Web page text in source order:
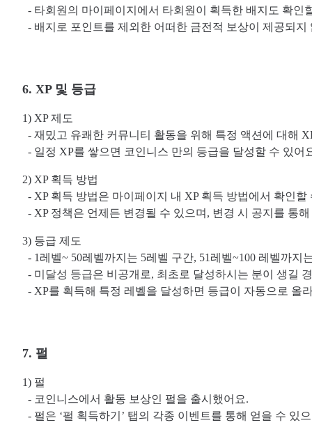
- 타회원의 마이페이지에서 타회원이 획득한 배지도 확인
- 배지로 포인트를 제외한 어떠한 금전적 보상이 제공되지
6. XP 및 등급
1) XP 제도
- 재밌고 유쾌한 커뮤니티 활동을 위해 특정 액션에 대해
- 일정 XP를 쌓으면 코인니스 만의 등급을 달성할 수 있어
2) XP 획득 방법
- XP 획득 방법은 마이페이지 내 XP 획득 방법에서 확인할
- XP 정책은 언제든 변경될 수 있으며, 변경 시 공지를 통
3) 등급 제도
- 1레벨~ 50레벨까지는 5레벨 구간, 51레벨~100 레벨까
- 미달성 등급은 비공개로, 최초로 달성하시는 분이 생길
- XP를 획득해 특정 레벨을 달성하면 등급이 자동으로 올
7. 펄
1) 펄
- 코인니스에서 활동 보상인 펄을 출시했어요.
- 펄은 ‘펄 획득하기’ 탭의 각종 이벤트를 통해 얻을 수